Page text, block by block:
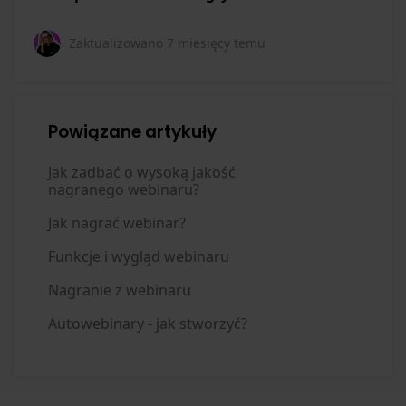
Zaktualizowano 7 miesięcy temu
Powiązane artykuły
Jak zadbać o wysoką jakość
nagranego webinaru?
Jak nagrać webinar?
Funkcje i wygląd webinaru
Nagranie z webinaru
Autowebinary - jak stworzyć?